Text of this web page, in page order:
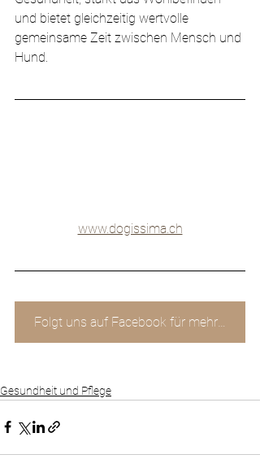
und bietet gleichzeitig wertvolle
gemeinsame Zeit zwischen Mensch und
Hund.
www.dogissima.ch
Folgt uns auf Facebook für mehr ...
Gesundheit und Pflege